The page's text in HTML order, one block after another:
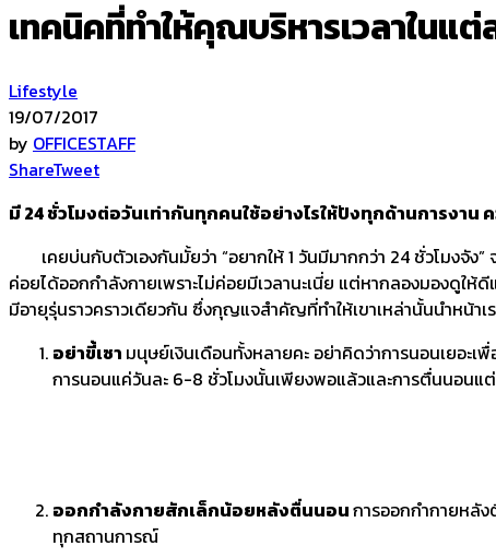
เทคนิคที่ทำให้คุณบริหารเวลาในแ
Lifestyle
19/07/2017
by OFFICESTAFF
ShareTweet
มี 24 ชั่วโมงต่อวันเท่ากันทุกคนใช้อย่างไรให้ปังทุกด้านการงาน
เคยบ่นกับตัวเองกันมั้ยว่า “อยากให้ 1 วันมีมากกว่า 24 ชั่วโมงจั
ค่อยได้ออกกำลังกายเพราะไม่ค่อยมีเวลานะเนี่ย แต่หากลองมองดูใ
มีอายุรุ่นราวคราวเดียวกัน ซึ่งกุญแจสำคัญที่ทำให้เขาเหล่านั้นนำหน้าเร
อย่าขี้เซา มนุษย์เงินเดือนทั้งหลายคะ อย่าคิดว่าการนอนเยอะ
การนอนแค่วันละ 6-8 ชั่วโมงนั้นเพียงพอแล้วและการตื่นนอน
ออกกำลังกายสักเล็กน้อยหลังตื่นนอนการออกกำกายหลั
ทุกสถานการณ์